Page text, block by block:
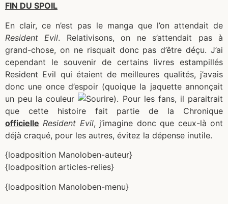
FIN DU SPOIL
En clair, ce n’est pas le manga que l’on attendait de
Resident Evil. Relativisons, on ne s’attendait pas à
grand-chose, on ne risquait donc pas d’être déçu. J’ai
cependant le souvenir de certains livres estampillés
Resident Evil qui étaient de meilleures qualités, j’avais
donc une once d’espoir (quoique la jaquette annonçait
un peu la couleur
). Pour les fans, il paraitrait
que cette histoire fait partie de la Chronique
officielle Resident Evil, j’imagine donc que ceux-là ont
déjà craqué, pour les autres, évitez la dépense inutile.
{loadposition Manoloben-auteur}
{loadposition articles-relies}
{loadposition Manoloben-menu}